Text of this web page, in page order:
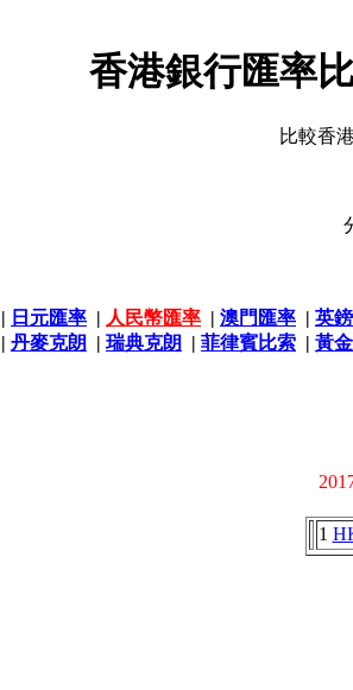
香港銀行匯率
比較香
| 日元匯率 | 人民幣匯率 | 澳門匯率 | 英
| 丹麥克朗 | 瑞典克朗 | 菲律賓比索 | 黃
1